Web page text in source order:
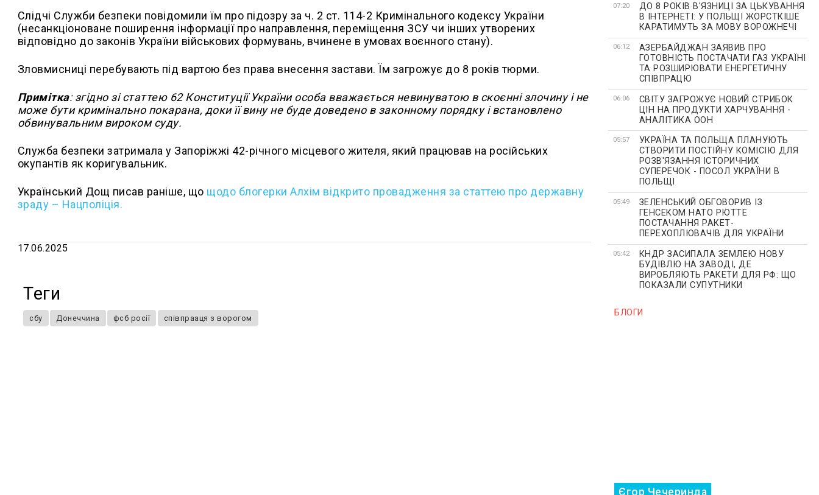
Слідчі Служби безпеки повідомили їм про підозру за ч. 2 ст. 114-2 Кримінального кодексу України
(несанкціоноване поширення інформації про направлення, переміщення ЗСУ чи інших утворених
відповідно до законів України військових формувань, вчинене в умовах воєнного стану).
Зловмисниці перебувають під вартою без права внесення застави. Їм загрожує до 8 років тюрми.
Примітка: згідно зі статтею 62 Конституції України особа вважається невинуватою в скоєнні злочину і не
може бути кримінально покарана, доки її вину не буде доведено в законному порядку і встановлено
обвинувальним вироком суду.
Служба безпеки затримала у Запоріжжі 42-річного місцевого жителя, який працював на російських
окупантів як коригувальник.
Український Дощ писав раніше, що щодо блогерки Алхім відкрито провадження за статтею про державну
зраду – Нацполіція.
17.06.2025
Теги
сбу Донеччина фсб росії співпрааця з ворогом
07:20
ДО 8 РОКІВ В'ЯЗНИЦІ ЗА ЦЬКУВАННЯ
В ІНТЕРНЕТІ: У ПОЛЬЩІ ЖОРСТКІШЕ
КАРАТИМУТЬ ЗА МОВУ ВОРОЖНЕЧІ
06:12
АЗЕРБАЙДЖАН ЗАЯВИВ ПРО
ГОТОВНІСТЬ ПОСТАЧАТИ ГАЗ УКРАЇНІ
ТА РОЗШИРЮВАТИ ЕНЕРГЕТИЧНУ
СПІВПРАЦЮ
06:06
СВІТУ ЗАГРОЖУЄ НОВИЙ СТРИБОК
ЦІН НА ПРОДУКТИ ХАРЧУВАННЯ -
АНАЛІТИКА ООН
05:57
УКРАЇНА ТА ПОЛЬЩА ПЛАНУЮТЬ
СТВОРИТИ ПОСТІЙНУ КОМІСІЮ ДЛЯ
РОЗВ'ЯЗАННЯ ІСТОРИЧНИХ
СУПЕРЕЧОК - ПОСОЛ УКРАЇНИ В
ПОЛЬЩІ
05:49
ЗЕЛЕНСЬКИЙ ОБГОВОРИВ ІЗ
ГЕНСЕКОМ НАТО РЮТТЕ
ПОСТАЧАННЯ РАКЕТ-
ПЕРЕХОПЛЮВАЧІВ ДЛЯ УКРАЇНИ
05:42
КНДР ЗАСИПАЛА ЗЕМЛЕЮ НОВУ
БУДІВЛЮ НА ЗАВОДІ, ДЕ
ВИРОБЛЯЮТЬ РАКЕТИ ДЛЯ РФ: ЩО
ПОКАЗАЛИ СУПУТНИКИ
БЛОГИ
Єгор Чечеринда